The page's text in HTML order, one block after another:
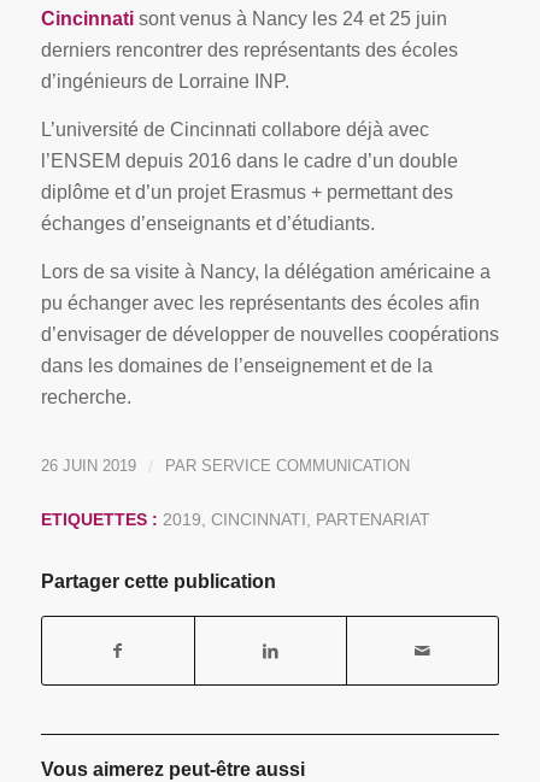
Cincinnatisont venus à Nancy les 24 et 25 juin
derniers rencontrer des représentants des écoles
d’ingénieurs de Lorraine INP.
L’université de Cincinnati collabore déjà avec
l’ENSEM depuis 2016 dans le cadre d’un double
diplôme et d’un projet Erasmus + permettant des
échanges d’enseignants et d’étudiants.
Lors de sa visite à Nancy, la délégation américaine a
pu échanger avec les représentants des écoles afin
d’envisager de développer de nouvelles coopérations
dans les domaines de l’enseignement et de la
recherche.
26 JUIN 2019 / PAR SERVICE COMMUNICATION
ETIQUETTES : 2019, CINCINNATI, PARTENARIAT
Partager cette publication
Vous aimerez peut-être aussi